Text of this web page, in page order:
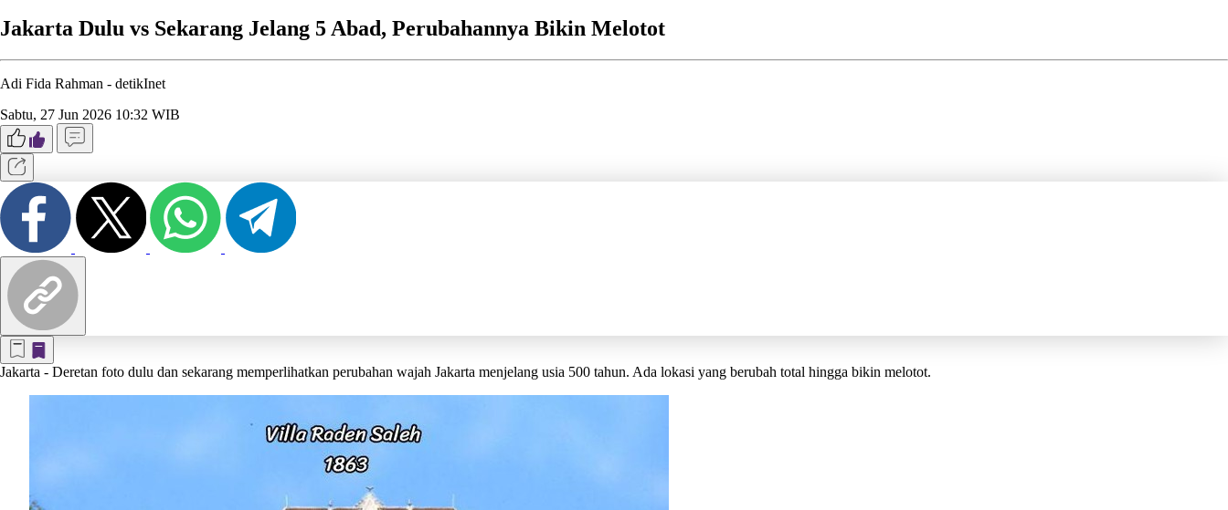
Jakarta Dulu vs Sekarang Jelang 5 Abad, Perubahannya Bikin Melotot
Adi Fida Rahman - detikInet
Sabtu, 27 Jun 2026 10:32 WIB
Jakarta - Deretan foto dulu dan sekarang memperlihatkan perubahan wajah Jakarta menjelang usia 500 tahun. Ada lokasi yang berubah total hingga bikin melotot.